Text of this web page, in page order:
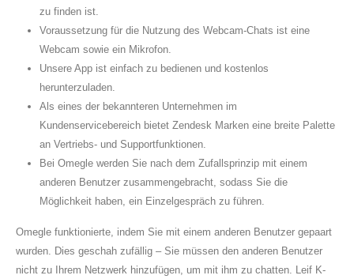
zu finden ist.
Voraussetzung für die Nutzung des Webcam-Chats ist eine
Webcam sowie ein Mikrofon.
Unsere App ist einfach zu bedienen und kostenlos
herunterzuladen.
Als eines der bekannteren Unternehmen im
Kundenservicebereich bietet Zendesk Marken eine breite Palette
an Vertriebs- und Supportfunktionen.
Bei Omegle werden Sie nach dem Zufallsprinzip mit einem
anderen Benutzer zusammengebracht, sodass Sie die
Möglichkeit haben, ein Einzelgespräch zu führen.
Omegle funktionierte, indem Sie mit einem anderen Benutzer gepaart
wurden. Dies geschah zufällig – Sie müssen den anderen Benutzer
nicht zu Ihrem Netzwerk hinzufügen, um mit ihm zu chatten. Leif K-